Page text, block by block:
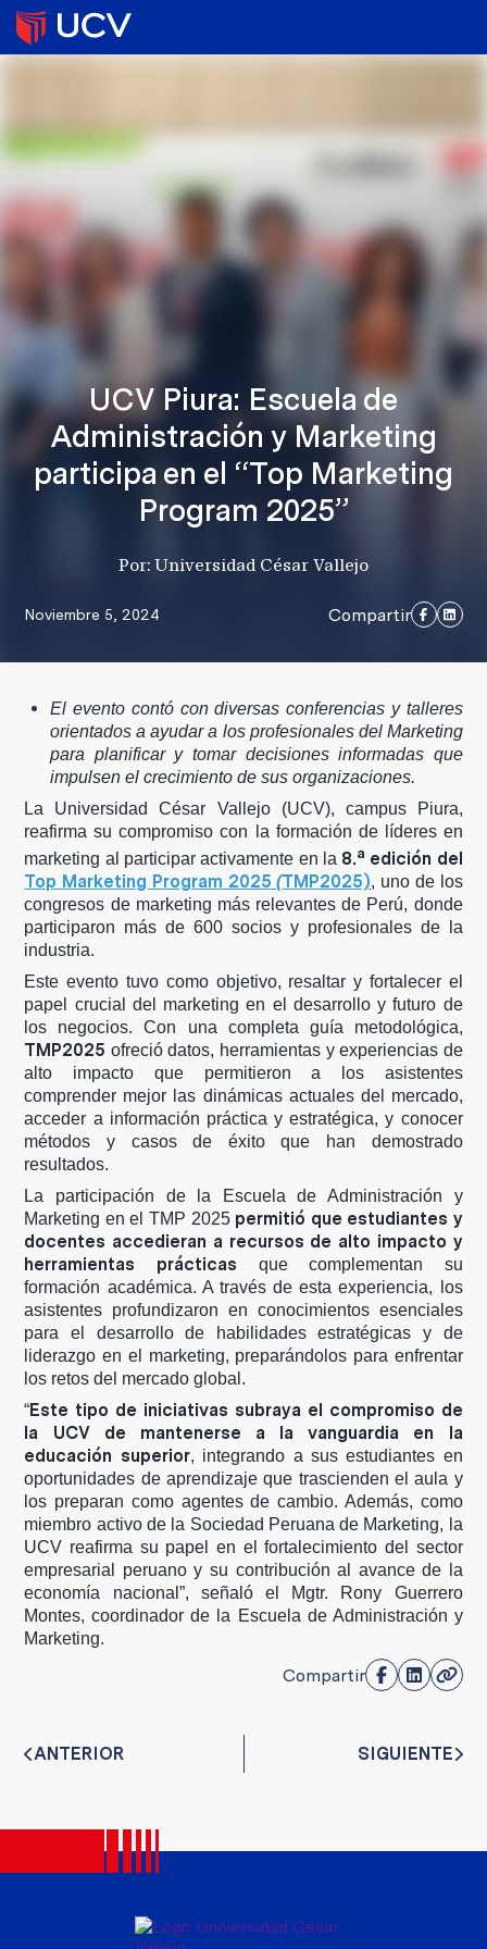
UCV Piura: Escuela de
Administración y Marketing
participa en el “Top Marketing
Program 2025”
Por: Universidad César Vallejo
Noviembre 5, 2024 Compartir
El evento contó con diversas conferencias y talleres
orientados a ayudar a los profesionales del Marketing
para planificar y tomar decisiones informadas que
impulsen el crecimiento de sus organizaciones.
La Universidad César Vallejo (UCV), campus Piura,
reafirma su compromiso con la formación de líderes en
marketing al participar activamente en la 8.a edición del
Top Marketing Program 2025 (TMP2025), uno de los
congresos de marketing más relevantes de Perú, donde
participaron más de 600 socios y profesionales de la
industria.
Este evento tuvo como objetivo, resaltar y fortalecer el
papel crucial del marketing en el desarrollo y futuro de
los negocios. Con una completa guía metodológica,
TMP2025 ofreció datos, herramientas y experiencias de
alto impacto que permitieron a los asistentes
comprender mejor las dinámicas actuales del mercado,
acceder a información práctica y estratégica, y conocer
métodos y casos de éxito que han demostrado
resultados.
La participación de la Escuela de Administración y
Marketing en el TMP 2025 permitió que estudiantes y
docentes accedieran a recursos de alto impacto y
herramientas prácticas que complementan su
formación académica. A través de esta experiencia, los
asistentes profundizaron en conocimientos esenciales
para el desarrollo de habilidades estratégicas y de
liderazgo en el marketing, preparándolos para enfrentar
los retos del mercado global.
“Este tipo de iniciativas subraya el compromiso de
la UCV de mantenerse a la vanguardia en la
educación superior, integrando a sus estudiantes en
oportunidades de aprendizaje que trascienden el aula y
los preparan como agentes de cambio. Además, como
miembro activo de la Sociedad Peruana de Marketing, la
UCV reafirma su papel en el fortalecimiento del sector
empresarial peruano y su contribución al avance de la
economía nacional”, señaló el Mgtr. Rony Guerrero
Montes, coordinador de la Escuela de Administración y
Marketing.
Compartir
ANTERIOR SIGUIENTE